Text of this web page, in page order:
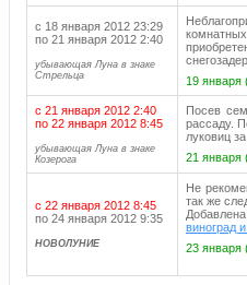
с 18 января 2012 23:29
по 21 января 2012 2:40
убывающая Луна в знаке
Стрельца
19 января
с 21 января 2012 2:40
по 22 января 2012 8:45
убывающая Луна в знаке
Козерога
Посев
рассаду.
луковиц
21 января
с 22 января 2012 8:45
по 24 января 2012 9:35
НОВОЛУНИЕ
Не
так же
виноград
23 января